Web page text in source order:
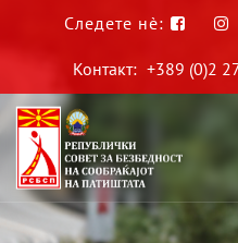
Следете нè:
Контакт: +389 (0)2